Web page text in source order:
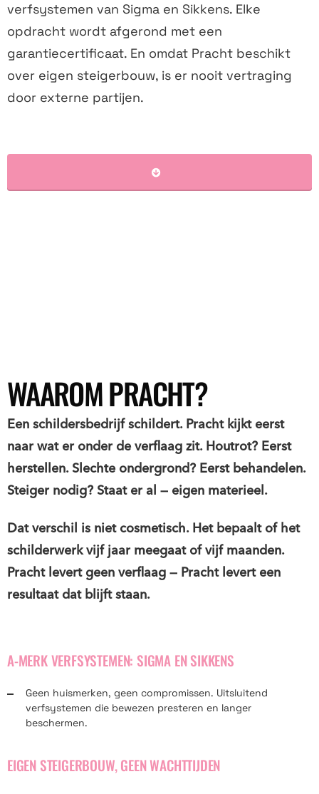
verfsystemen van Sigma en Sikkens. Elke
opdracht wordt afgerond met een
garantiecertificaat. En omdat Pracht beschikt
over eigen steigerbouw, is er nooit vertraging
door externe partijen.
WAAROM PRACHT?
Een schildersbedrijf schildert. Pracht kijkt eerst
naar wat er onder de verflaag zit. Houtrot? Eerst
herstellen. Slechte ondergrond? Eerst behandelen.
Steiger nodig? Staat er al — eigen materieel.
Dat verschil is niet cosmetisch. Het bepaalt of het
schilderwerk vijf jaar meegaat of vijf maanden.
Pracht levert geen verflaag — Pracht levert een
resultaat dat blijft staan.
A-MERK VERFSYSTEMEN: SIGMA EN SIKKENS
Geen huismerken, geen compromissen. Uitsluitend
verfsystemen die bewezen presteren en langer
beschermen.
EIGEN STEIGERBOUW, GEEN WACHTTIJDEN